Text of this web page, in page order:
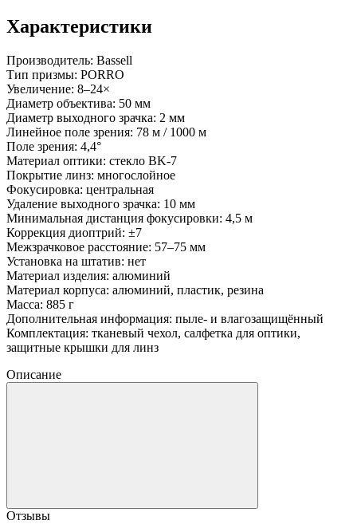
Характеристики
Производитель: Bassell
Тип призмы: PORRO
Увеличение: 8–24×
Диаметр объектива: 50 мм
Диаметр выходного зрачка: 2 мм
Линейное поле зрения: 78 м / 1000 м
Поле зрения: 4,4°
Материал оптики: стекло BK-7
Покрытие линз: многослойное
Фокусировка: центральная
Удаление выходного зрачка: 10 мм
Минимальная дистанция фокусировки: 4,5 м
Коррекция диоптрий: ±7
Межзрачковое расстояние: 57–75 мм
Установка на штатив: нет
Материал изделия: алюминий
Материал корпуса: алюминий, пластик, резина
Масса: 885 г
Дополнительная информация: пыле- и влагозащищённый
Комплектация: тканевый чехол, салфетка для оптики,
защитные крышки для линз
Описание
Отзывы